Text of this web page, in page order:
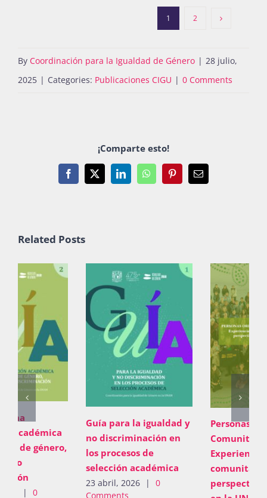
1 2
By Coordinación para la Igualdad de Género | 28 julio,
2025 | Categories: Publicaciones CIGU | 0 Comments
¡Comparte esto!
Facebook
X LinkedInWhatsAppPinterestEmail
Related Posts
Guía para la igualdad y
no discriminación en
los procesos de
selección académica
23 abril, 2026
0
Comments
Personas Orientadoras
Comunitarias.
Experiencias de trabajo
comunitario con
perspectiva de género